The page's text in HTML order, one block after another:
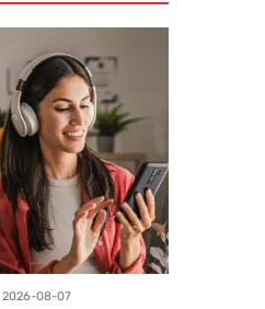
2026-08-07